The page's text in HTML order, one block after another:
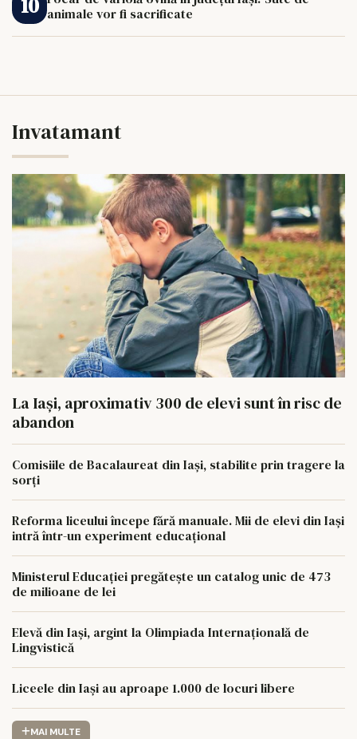
animale vor fi sacrificate
Invatamant
La Iași, aproximativ 300 de elevi sunt în risc de
abandon
Comisiile de Bacalaureat din Iași, stabilite prin tragere la
sorți
Reforma liceului începe fără manuale. Mii de elevi din Iași
intră într-un experiment educațional
Ministerul Educației pregătește un catalog unic de 473
de milioane de lei
Elevă din Iași, argint la Olimpiada Internațională de
Lingvistică
Liceele din Iași au aproape 1.000 de locuri libere
MAI MULTE